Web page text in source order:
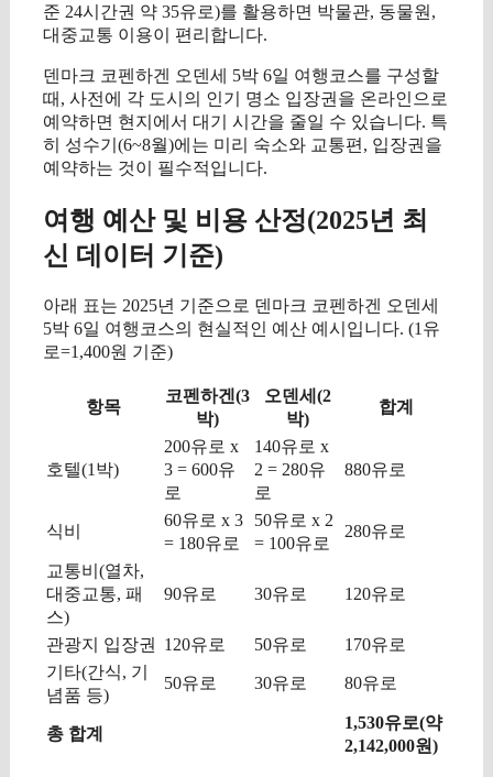
준 24시간권 약 35유로)를 활용하면 박물관, 동물원,
대중교통 이용이 편리합니다.
덴마크 코펜하겐 오덴세 5박 6일 여행코스를 구성할
때, 사전에 각 도시의 인기 명소 입장권을 온라인으로
예약하면 현지에서 대기 시간을 줄일 수 있습니다. 특
히 성수기(6~8월)에는 미리 숙소와 교통편, 입장권을
예약하는 것이 필수적입니다.
여행 예산 및 비용 산정(2025년 최
신 데이터 기준)
아래 표는 2025년 기준으로 덴마크 코펜하겐 오덴세
5박 6일 여행코스의 현실적인 예산 예시입니다. (1유
로=1,400원 기준)
항목
코펜하겐(3
박)
오덴세(2
박)
합계
호텔(1박)
200유로 x
3 = 600유
로
140유로 x
2 = 280유
로
880유로
식비
60유로 x 3
= 180유로
50유로 x 2
= 100유로
280유로
교통비(열차,
대중교통, 패
스)
90유로 30유로 120유로
관광지 입장권 120유로 50유로
170유로
기타(간식, 기
념품 등)
50유로 30유로 80유로
총 합계
1,530유로(약
2,142,000원)